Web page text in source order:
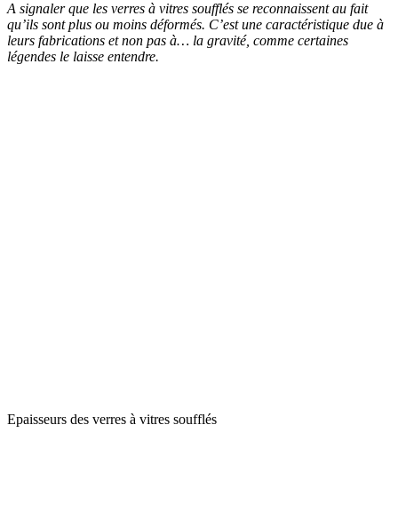
A signaler que les verres à vitres soufflés se reconnaissent au fait
qu’ils sont plus ou moins déformés. C’est une caractéristique due à
leurs fabrications et non pas à… la gravité, comme certaines
légendes le laisse entendre.
Epaisseurs des verres à vitres soufflés